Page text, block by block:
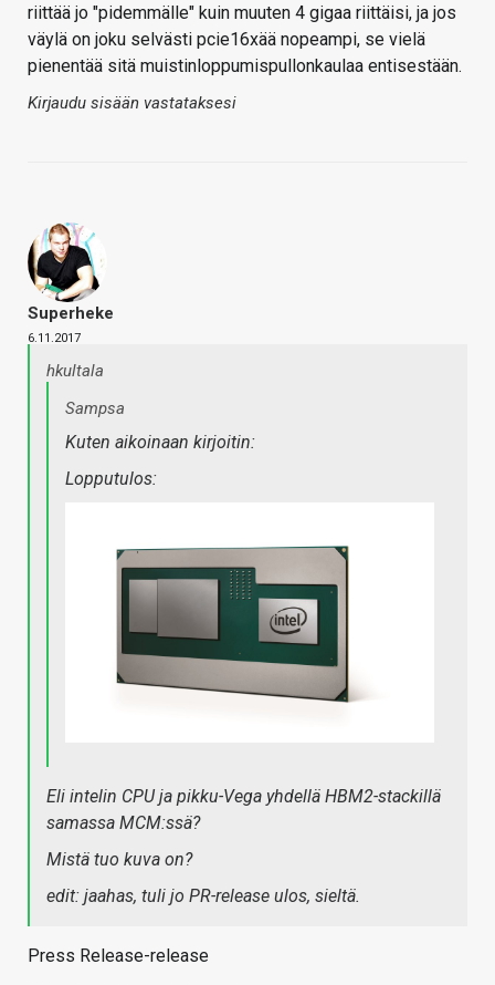
riittää jo "pidemmälle" kuin muuten 4 gigaa riittäisi, ja jos
väylä on joku selvästi pcie16xää nopeampi, se vielä
pienentää sitä muistinloppumispullonkaulaa entisestään.
Kirjaudu sisään vastataksesi
Superheke
6.11.2017
hkultala
Sampsa
Kuten aikoinaan kirjoitin:
Lopputulos:
Eli intelin CPU ja pikku-Vega yhdellä HBM2-stackillä
samassa MCM:ssä?
Mistä tuo kuva on?
edit: jaahas, tuli jo PR-release ulos, sieltä.
Press Release-release